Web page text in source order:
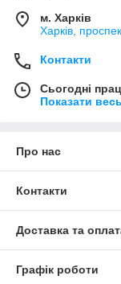
м. Харків
Харків,
Контакти
Сьогодні
Показати
Про нас
Контакти
Доставка та
Графік роботи